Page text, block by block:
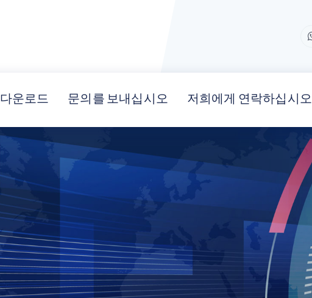
다운로드 문의를 보내십시오 저희에게 연락하십시오